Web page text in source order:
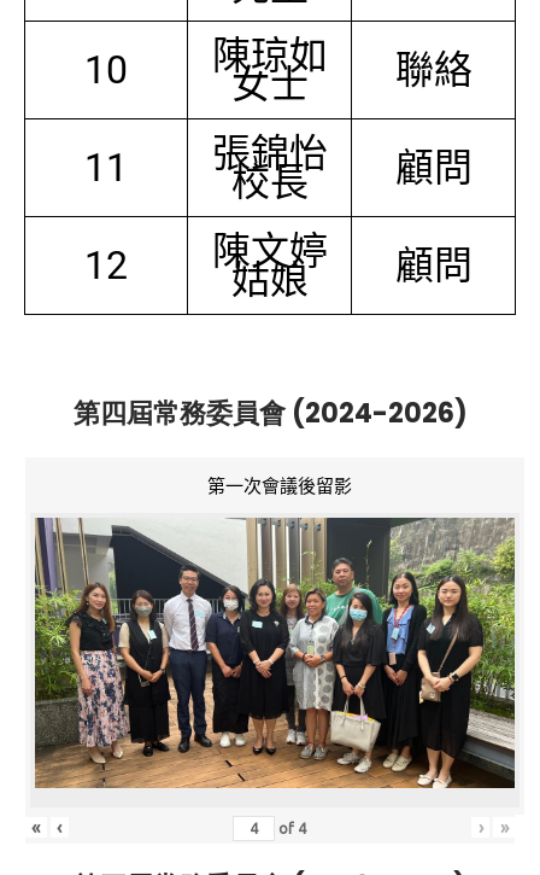
10 陳琼如
女士 聯絡
11 張錦怡
校長 顧問
12 陳文婷
姑娘 顧問
第四屆常務委員會 (2024-2026)
第一次會議後留影
« ‹ of 4 › »